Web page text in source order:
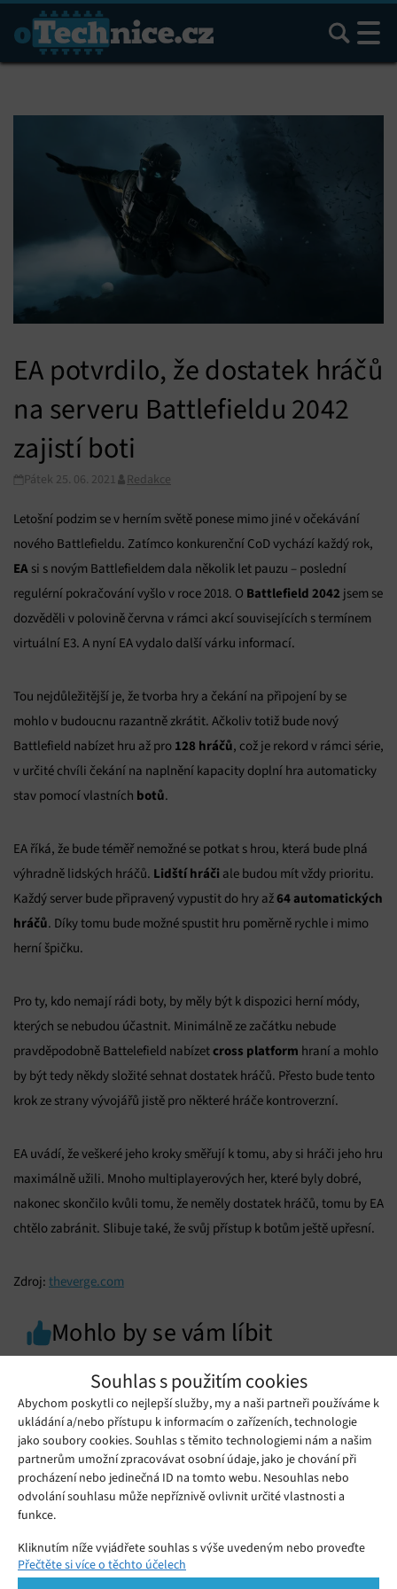
Souhlas s použitím cookies
Abychom poskytli co nejlepší služby, my a naši partneři používáme k
ukládání a/nebo přístupu k informacím o zařízeních, technologie
jako soubory cookies. Souhlas s těmito technologiemi nám a našim
partnerům umožní zpracovávat osobní údaje, jako je chování při
procházení nebo jedinečná ID na tomto webu. Nesouhlas nebo
odvolání souhlasu může nepříznivě ovlivnit určité vlastnosti a
funkce.
Kliknutím níže vyjádřete souhlas s výše uvedeným nebo proveďte
podrobnější rozhodnutí. Vaše volby budou použity pouze na tomto
Přečtěte si více o těchto účelech
Hledat
EA potvrdilo, že dostatek hráčů
na serveru Battlefieldu 2042
zajistí boti
Pátek 25. 06. 2021 Redakce
Letošní podzim se v herním světě ponese mimo jiné v očekávání
nového Battlefieldu. Zatímco konkurenční CoD vychází každý rok,
EA si s novým Battlefieldem dala několik let pauzu – poslední
regulérní pokračování vyšlo v roce 2018. O Battlefield 2042 jsem se
dozvěděli v polovině června v rámci akcí souvisejících s termínem
virtuální E3. A nyní EA vydalo další várku informací.
Tou nejdůležitější je, že tvorba hry a čekání na připojení by se
mohlo v budoucnu razantně zkrátit. Ačkoliv totiž bude nový
Battlefield nabízet hru až pro 128 hráčů, což je rekord v rámci série,
v určité chvíli čekání na naplnění kapacity doplní hra automaticky
stav pomocí vlastních botů.
EA říká, že bude téměř nemožné se potkat s hrou, která bude plná
výhradně lidských hráčů. Lidští hráči ale budou mít vždy prioritu.
Každý server bude připravený vypustit do hry až64 automatických
hráčů. Díky tomu bude možné spustit hru poměrně rychle i mimo
herní špičku.
Pro ty, kdo nemají rádi boty, by měly být k dispozici herní módy,
kterých se nebudou účastnit. Minimálně ze začátku nebude
pravděpodobně Battelefield nabízetcross platform hraní a mohlo
by být tedy někdy složité sehnat dostatek hráčů. Přesto bude tento
krok ze strany vývojářů jistě pro některé hráče kontroverzní.
EA uvádí, že veškeré jeho kroky směřují k tomu, aby si hráči jeho hru
maximálně užili. Mnoho multiplayerových her, které byly dobré,
nakonec skončilo kvůli tomu, že neměly dostatek hráčů, tomu by EA
chtělo zabránit. Slibuje také, že svůj přístup k botům ještě upřesní.
Zdroj: theverge.com
Mohlo by se vám líbit